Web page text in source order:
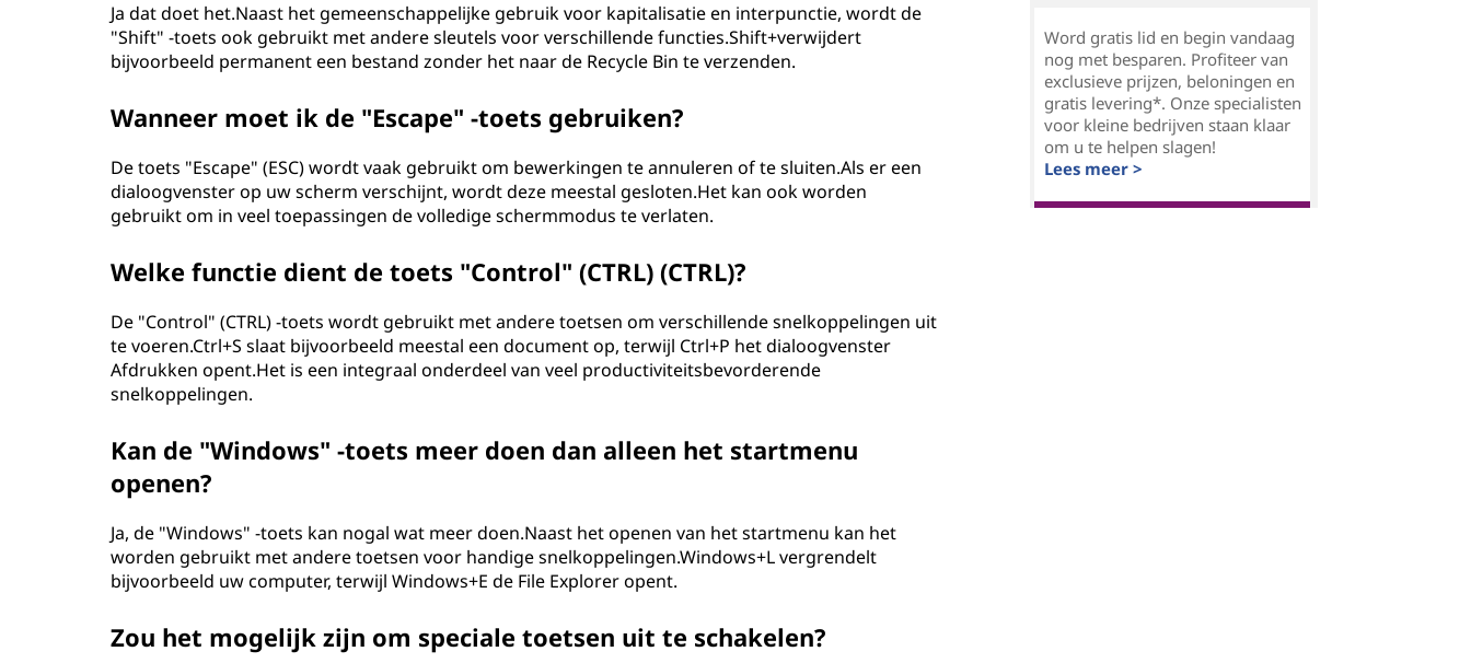
Ja dat doet het.Naast het gemeenschappelijke gebruik voor kapitalisatie en interpunctie, wordt de
"Shift" -toets ook gebruikt met andere sleutels voor verschillende functies.Shift+verwijdert
bijvoorbeeld permanent een bestand zonder het naar de Recycle Bin te verzenden.
Wanneer moet ik de "Escape" -toets gebruiken?
De toets "Escape" (ESC) wordt vaak gebruikt om bewerkingen te annuleren of te sluiten.Als er een
dialoogvenster op uw scherm verschijnt, wordt deze meestal gesloten.Het kan ook worden
gebruikt om in veel toepassingen de volledige schermmodus te verlaten.
Welke functie dient de toets "Control" (CTRL) (CTRL)?
De "Control" (CTRL) -toets wordt gebruikt met andere toetsen om verschillende snelkoppelingen uit
te voeren.Ctrl+S slaat bijvoorbeeld meestal een document op, terwijl Ctrl+P het dialoogvenster
Afdrukken opent.Het is een integraal onderdeel van veel productiviteitsbevorderende
snelkoppelingen.
Kan de "Windows" -toets meer doen dan alleen het startmenu
openen?
Ja, de "Windows" -toets kan nogal wat meer doen.Naast het openen van het startmenu kan het
worden gebruikt met andere toetsen voor handige snelkoppelingen.Windows+L vergrendelt
bijvoorbeeld uw computer, terwijl Windows+E de File Explorer opent.
Zou het mogelijk zijn om speciale toetsen uit te schakelen?
Word gratis lid en begin vandaag
nog met besparen. Profiteer van
exclusieve prijzen, beloningen en
gratis levering*. Onze specialisten
voor kleine bedrijven staan klaar
om u te helpen slagen!
Lees meer >